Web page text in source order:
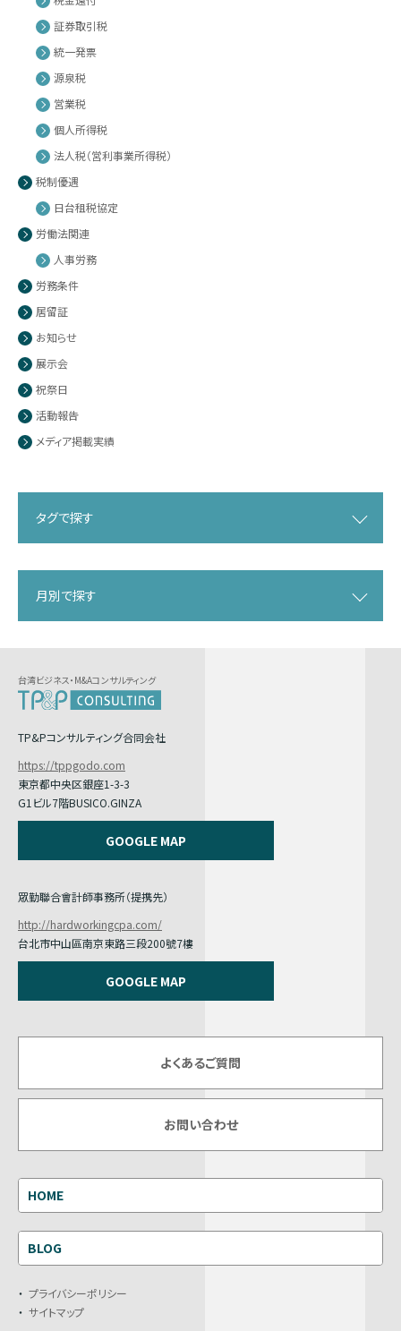
証券取引税
統一発票
源泉税
営業税
個人所得税
法人税（営利事業所得税）
税制優遇
日台租税協定
労働法関連
人事労務
労務条件
居留証
お知らせ
展示会
祝祭日
活動報告
メディア掲載実績
タグで探す
月別で探す
台湾ビジネス・M&Aコンサルティング
TP&Pコンサルティング合同会社
https://tppgodo.com
東京都中央区銀座1-3-3
G1ビル7階BUSICO.GINZA
GOOGLE MAP
眾勤聯合會計師事務所（提携先）
http://hardworkingcpa.com/
台北市中山區南京東路三段200號7樓
GOOGLE MAP
よくあるご質問
お問い合わせ
HOME
BLOG
プライバシーポリシー
サイトマップ